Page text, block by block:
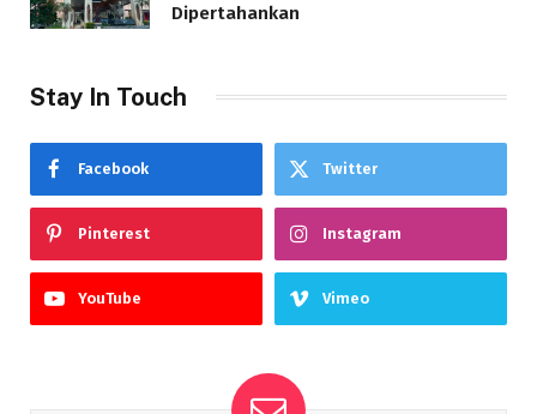
Dipertahankan
Stay In Touch
Facebook Twitter
Pinterest Instagram
YouTube Vimeo